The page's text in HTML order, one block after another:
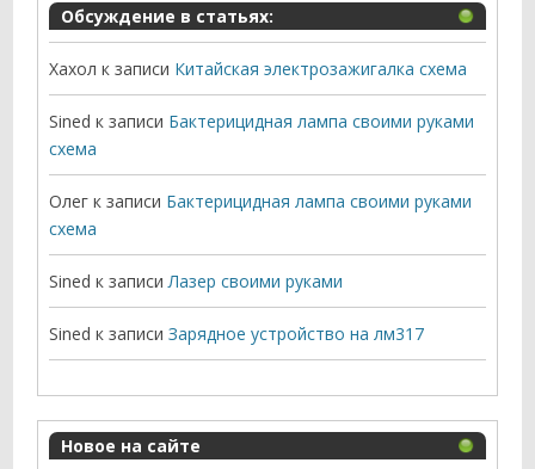
Обсуждение в статьях:
Хахол к записи Китайская электрозажигалка схема
Sined к записи Бактерицидная лампа своими руками
схема
Олег к записи Бактерицидная лампа своими руками
схема
Sined к записиЛазер своими руками
Sined к записиЗарядное устройство на лм317
Новое на сайте